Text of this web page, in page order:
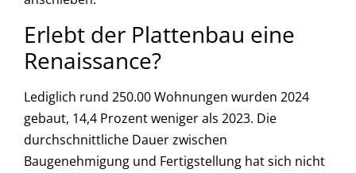
Erlebt der Plattenbau eine
Renaissance?
Lediglich rund 250.00 Wohnungen wurden 2024
gebaut, 14,4 Prozent weniger als 2023. Die
durchschnittliche Dauer zwischen
Baugenehmigung und Fertigstellung hat sich nicht